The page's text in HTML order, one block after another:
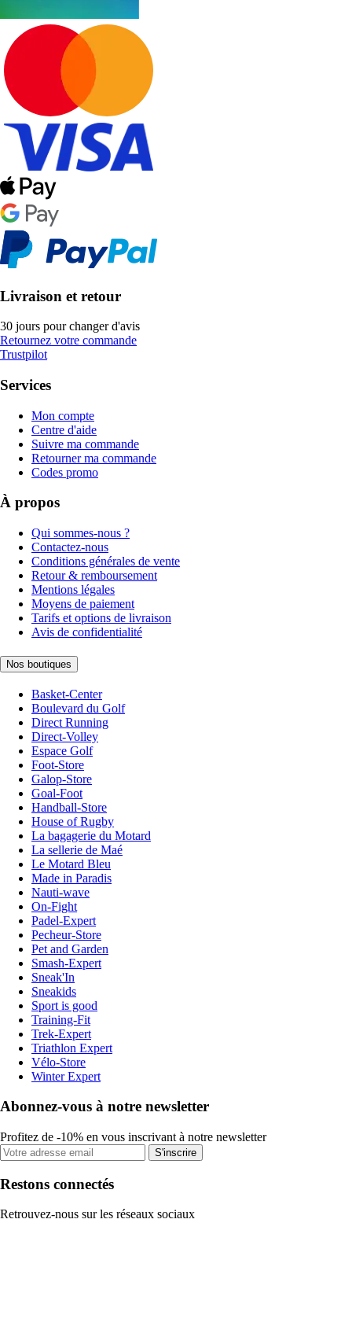
Livraison et retour
30 jours pour changer d'avis
Retournez votre commande
Trustpilot
Services
Mon compte
Centre d'aide
Suivre ma commande
Retourner ma commande
Codes promo
À propos
Qui sommes-nous ?
Contactez-nous
Conditions générales de vente
Retour & remboursement
Mentions légales
Moyens de paiement
Tarifs et options de livraison
Avis de confidentialité
Nos boutiques
Basket-Center
Boulevard du Golf
Direct Running
Direct-Volley
Espace Golf
Foot-Store
Galop-Store
Goal-Foot
Handball-Store
House of Rugby
La bagagerie du Motard
La sellerie de Maé
Le Motard Bleu
Made in Paradis
Nauti-wave
On-Fight
Padel-Expert
Pecheur-Store
Pet and Garden
Smash-Expert
Sneak'In
Sneakids
Sport is good
Training-Fit
Trek-Expert
Triathlon Expert
Vélo-Store
Winter Expert
Abonnez-vous à notre newsletter
Profitez de -10% en vous inscrivant à notre newsletter
S'inscrire
Restons connectés
Retrouvez-nous sur les réseaux sociaux